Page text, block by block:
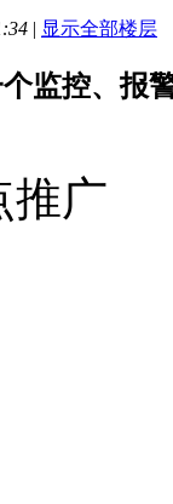
| 显示全部楼层
监控、报
推广